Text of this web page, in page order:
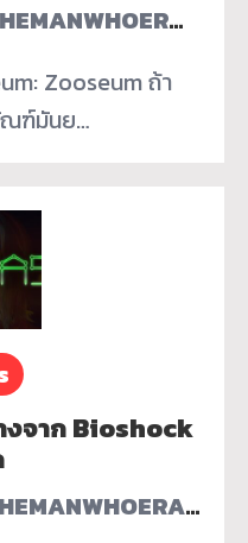
Zooseum ถ้า
ฑ์มันย…
งจาก Bioshock